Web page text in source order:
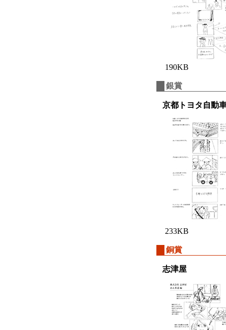
190KB
銀賞
京都トヨタ自動
233KB
銅賞
志津屋